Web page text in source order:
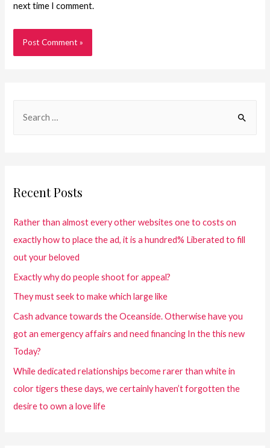
next time I comment.
Recent Posts
Rather than almost every other websites one to costs on
exactly how to place the ad, it is a hundred% Liberated to fill
out your beloved
Exactly why do people shoot for appeal?
They must seek to make which large like
Cash advance towards the Oceanside. Otherwise have you
got an emergency affairs and need financing In the this new
Today?
While dedicated relationships become rarer than white in
color tigers these days, we certainly haven’t forgotten the
desire to own a love life